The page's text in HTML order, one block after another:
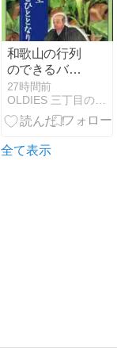
和歌山の行列
のできるバイ
キングレスト
ラン「和音」
１時間待ち
27時間前
OLDIES 三丁目のブログ
全て表示